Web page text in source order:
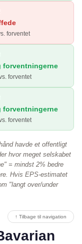
forventet
forventningerne
forventet
forventningerne
forventet
havde et offentligt
hvor meget selskabet
= mindst 2% bedre
Hvis EPS-estimatet
"langt over/under
↑ Tilbage til navigation